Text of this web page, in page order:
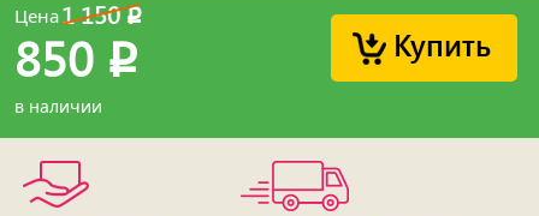
Купить
1 150p
Цена
850 p
в наличии